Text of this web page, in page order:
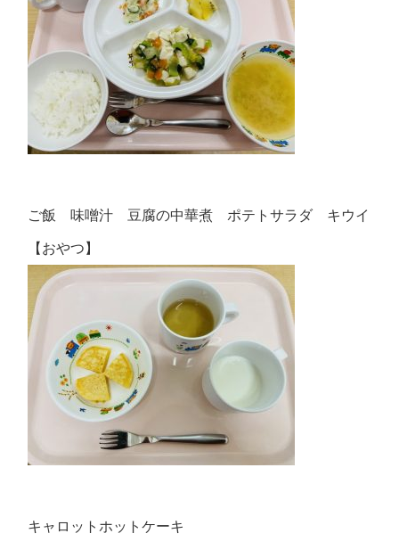
ご飯 味噌汁 豆腐の中華煮 ポテトサラダ キウイ
【おやつ】
キャロットホットケーキ